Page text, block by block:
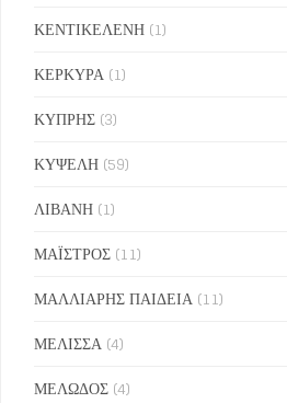
ΚΕΝΤΙΚΕΛΕΝΗ (1)
ΚΕΡΚΥΡΑ (1)
ΚΥΠΡΗΣ (3)
ΚΥΨΕΛΗ (59)
ΛΙΒΑΝΗ (1)
ΜΑΪΣΤΡΟΣ (11)
ΜΑΛΛΙΑΡΗΣ ΠΑΙΔΕΙΑ (11)
ΜΕΛΙΣΣΑ (4)
ΜΕΛΩΔΟΣ (4)